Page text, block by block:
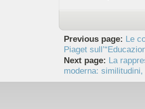
Previous page: Le
Piaget
Next page: La
moderna: